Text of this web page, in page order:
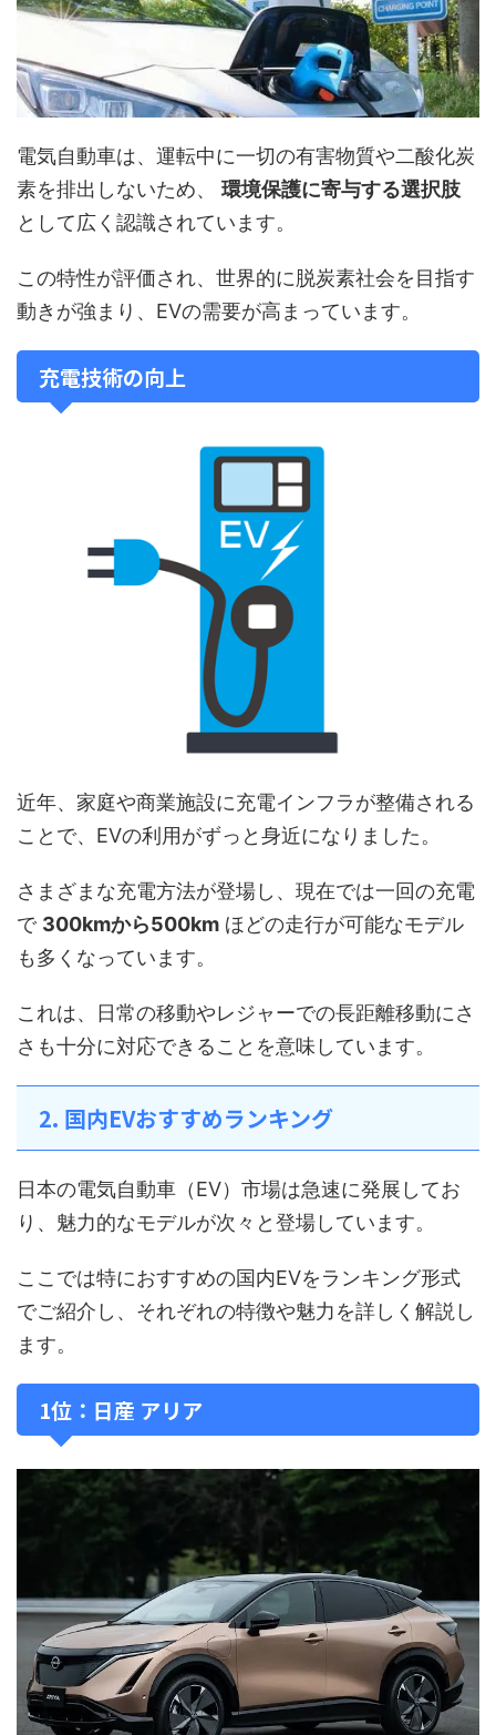
電気自動車は、運転中に一切の有害物質や二酸化炭
素を排出しないため、 環境保護に寄与する選択肢
として広く認識されています。
この特性が評価され、世界的に脱炭素社会を目指す
動きが強まり、EVの需要が高まっています。
充電技術の向上
近年、家庭や商業施設に充電インフラが整備される
ことで、EVの利用がずっと身近になりました。
さまざまな充電方法が登場し、現在では一回の充電
で 300kmから500km ほどの走行が可能なモデル
も多くなっています。
これは、日常の移動やレジャーでの長距離移動にさ
さも十分に対応できることを意味しています。
2. 国内EVおすすめランキング
日本の電気自動車（EV）市場は急速に発展してお
り、魅力的なモデルが次々と登場しています。
ここでは特におすすめの国内EVをランキング形式
でご紹介し、それぞれの特徴や魅力を詳しく解説し
ます。
1位：日産 アリア